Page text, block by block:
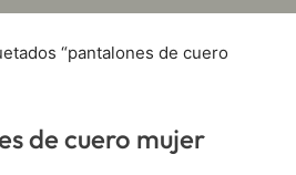
“pantalones de cuero
de cuero mujer